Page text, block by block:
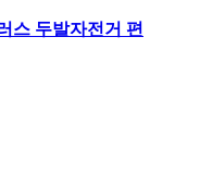
스 두발자전거 편